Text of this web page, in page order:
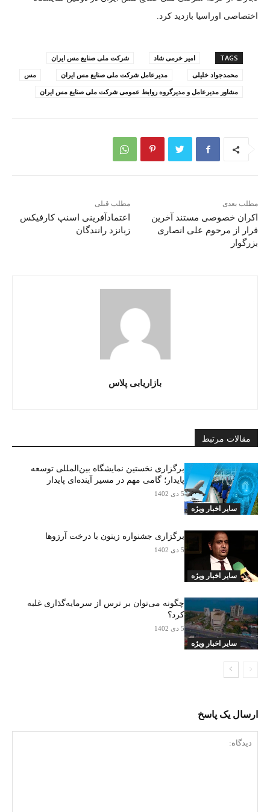
اختصاصی اوراسیا بازدید کرد.
TAGS امیر خرمی شاد
شرکت ملی صنایع مس ایران
محمدجواد خلیلی
مدیرعامل شرکت ملی صنایع مس ایران
مس
مشاور مدیرعامل و مدیرگروه روابط‌ عمومی شرکت ملی صنایع مس ایران
مطلب قبلی
اعتمادآفرینی اسنپ کارفیکس
زبانزد رانندگان
مطلب بعدی
اکران خصوصی مستند آخرین
قرار از مرحوم علی انصاری
بزرگوار
بازاریابی پلاس
مقالات مرتبط
سایر اخبار ویژه
برگزاری نخستین نمایشگاه بین‌المللی توسعه
پایدار؛ گامی مهم در مسیر آینده‌ای پایدار
5 دی 1402
سایر اخبار ویژه
برگزاری جشنواره زیتون با درخت آرزوها
5 دی 1402
سایر اخبار ویژه
چگونه می‌توان بر ترس از سرمایه‌گذاری غلبه
کرد؟
5 دی 1402
ارسال یک پاسخ